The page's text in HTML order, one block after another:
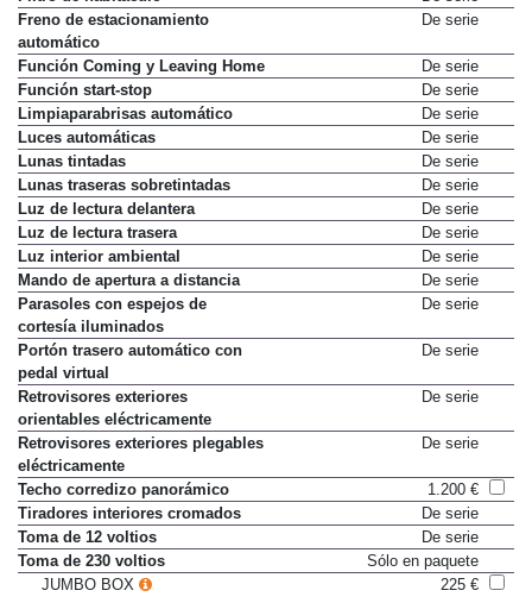
Filtro de habitáculo
De serie
Freno de estacionamiento
automático
Función Coming y Leaving Home
De serie
Función start-stop
De serie
Limpiaparabrisas automático
De serie
Luces automáticas
De serie
Lunas tintadas
De serie
Lunas traseras sobretintadas
De serie
Luz de lectura delantera
De serie
Luz de lectura trasera
De serie
Luz interior ambiental
De serie
Mando de apertura a distancia
De serie
Parasoles con espejos de
cortesía iluminados
Portón trasero automático con
pedal virtual
Retrovisores exteriores
orientables eléctricamente
Retrovisores exteriores plegables
eléctricamente
Techo corredizo panorámico
1.200 €
Tiradores interiores cromados
De serie
Toma de 12 voltios
De serie
Toma de 230 voltios
Sólo en paquete